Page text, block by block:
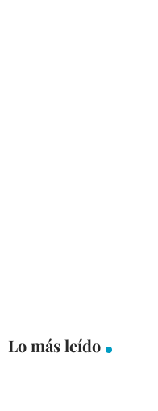
Lo más leído